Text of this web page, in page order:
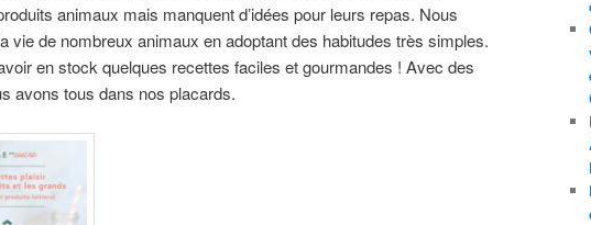
animaux mais manquent d’idées pour leurs repas. Nous
vie de nombreux animaux en adoptant des habitudes très simples.
en stock quelques recettes faciles et gourmandes ! Avec des
avons tous dans nos placards.